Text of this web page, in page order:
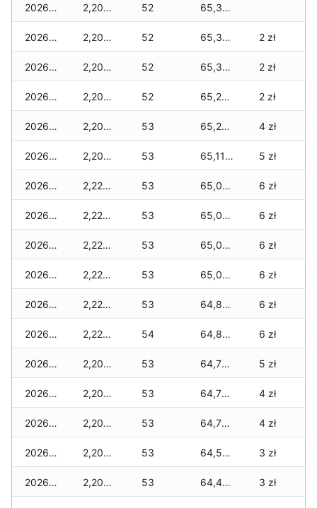
2026-05-30 2,200 zł 52 65,390 zł
2026-05-29 2,200 zł 52 65,320 zł 2 zł
2026-05-28 2,200 zł 52 65,300 zł 2 zł
2026-05-27 2,200 zł 52 65,280 zł 2 zł
2026-05-26 2,200 zł 53 65,220 zł 4 zł
2026-05-25 2,200 zł 53 65,110 zł 5 zł
2026-05-24 2,220 zł 53 65,010 zł 6 zł
2026-05-23 2,220 zł 53 65,010 zł 6 zł
2026-05-22 2,220 zł 53 65,010 zł 6 zł
2026-05-21 2,220 zł 53 65,010 zł 6 zł
2026-05-20 2,220 zł 53 64,800 zł 6 zł
2026-05-19 2,220 zł 54 64,800 zł 6 zł
2026-05-18 2,200 zł 53 64,750 zł 5 zł
2026-05-17 2,200 zł 53 64,750 zł 4 zł
2026-05-16 2,200 zł 53 64,700 zł 4 zł
2026-05-15 2,200 zł 53 64,500 zł 3 zł
2026-05-14 2,200 zł 53 64,400 zł 3 zł